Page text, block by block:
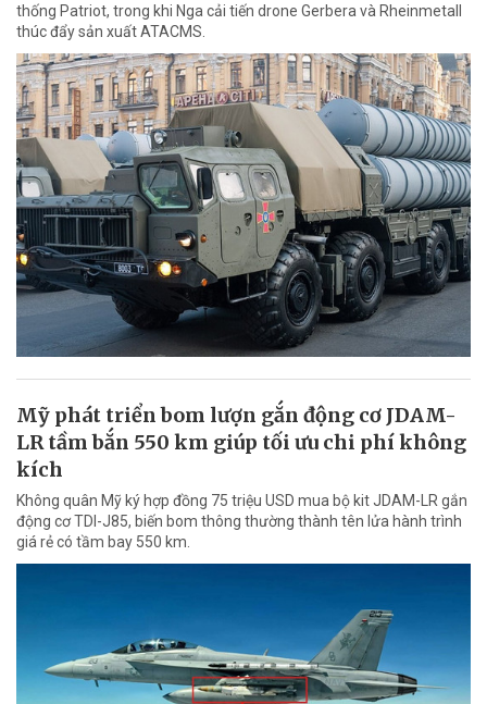
thống Patriot, trong khi Nga cải tiến drone Gerbera và Rheinmetall
thúc đẩy sản xuất ATACMS.
Mỹ phát triển bom lượn gắn động cơ JDAM-
LR tầm bắn 550 km giúp tối ưu chi phí không
kích
Không quân Mỹ ký hợp đồng 75 triệu USD mua bộ kit JDAM-LR gắn
động cơ TDI-J85, biến bom thông thường thành tên lửa hành trình
giá rẻ có tầm bay 550 km.